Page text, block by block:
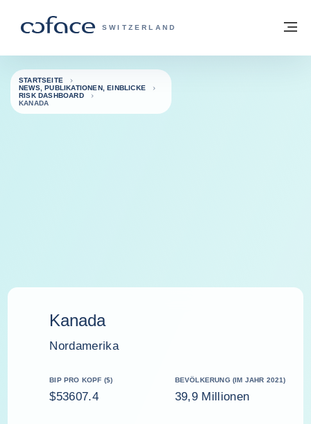
COFACE FOR TRADE - WEBSEITE DER
SWITZERLAND
Zurück zur Startseite
STARTSEITE
NEWS, PUBLIKATIONEN, EINBLICKE
RISK DASHBOARD
KANADA
Kanada
Nordamerika
BIP PRO KOPF ($)
$53607.4
BEVÖLKERUNG (IM JAHR 2021)
39,9 Millionen